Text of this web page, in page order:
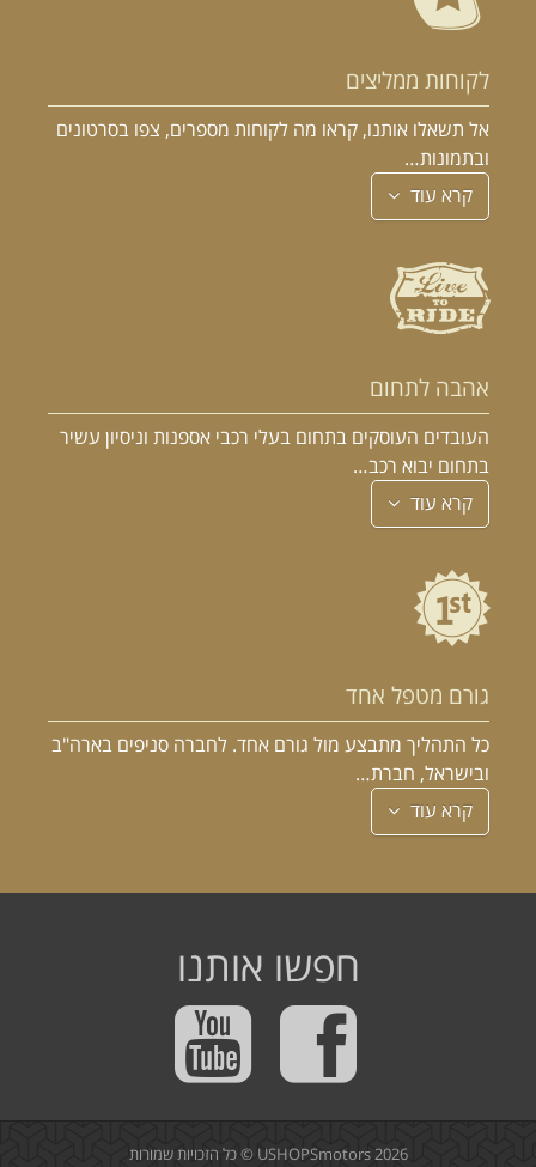
לקוחות ממליצים
אל תשאלו אותנו, קראו מה לקוחות מספרים, צפו בסרטונים
ובתמונות…
קרא עוד
אהבה לתחום
העובדים העוסקים בתחום בעלי רכבי אספנות וניסיון עשיר
בתחום יבוא רכב…
קרא עוד
גורם מטפל אחד
כל התהליך מתבצע מול גורם אחד. לחברה סניפים בארה"ב
ובישראל, חברת…
קרא עוד
חפשו אותנו
USHOPSmotors2026 © כל הזכויות שמורות